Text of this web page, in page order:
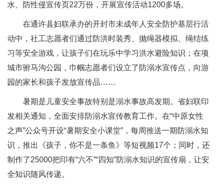
水、防性侵宣传页22万份，开展宣传活动1200多场。
在通许县妇联承办的开封市未成年人安全防护基层行活
动中，社工志愿者们通过防洪时装秀、抛绳器模拟、绳结练
习等安全游戏，让孩子们在玩乐中学习洪水避险知识；在项
城市驸马沟公园，巾帼志愿者们设立了防溺水宣传点，向游
园的家长和孩子发放宣传品……
暑期是儿童安全事故特别是溺水事故高发期。省妇联印
发相关通知，全面安排防溺水宣传教育工作。在“中原女性
之声”公众号开设“暑期安全小课堂”，每周推送一期防溺水知
识，推出《孩子，你不是一条鱼》等短视频17个；同时，还
制作了25000把印有“六不”“四知”防溺水知识的宣传扇，让安
全知识随风传递。